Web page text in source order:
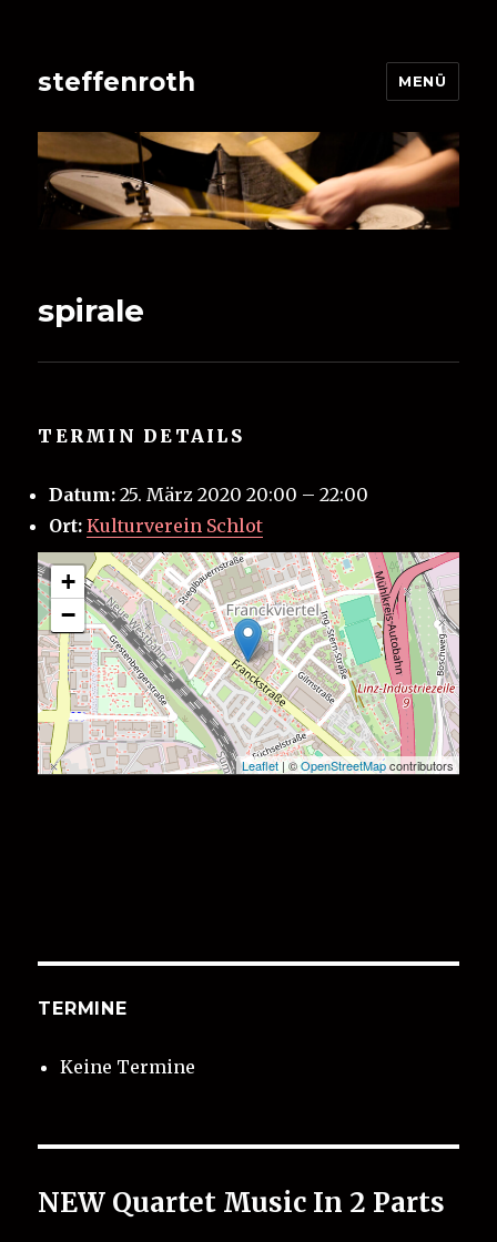
steffenroth MENÜ
spirale
TERMIN DETAILS
Datum: 25. März 2020 20:00 –22:00
Ort: Kulturverein Schlot
+
−
Leaflet| ©OpenStreetMapcontributors
TERMINE
Keine Termine
NEW Quartet Music In 2 Parts